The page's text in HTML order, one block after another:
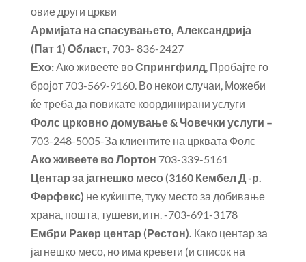
овие други цркви
Армијата на спасувањето, Александрија
(Пат 1) Област, 703- 836-2427
Ехо:Ако живеете воСпрингфилд, Пробајте го
бројот 703-569-9160. Во некои случаи, Можеби
ќе треба да повикате координирани услуги
Фолс црковно домување & Човечки услуги –
703-248-5005-За клиентите на црквата Фолс
Ако живеете во Лортон 703-339-5161
Центар за јагнешко месо (3160 Кембел Д -р.
Ферфекс) не куќиште, туку место за добивање
храна, пошта, тушеви, итн. -703-691-3178
Ембри Ракер центар (Рестон). Како центар за
јагнешко месо, но има кревети (и список на